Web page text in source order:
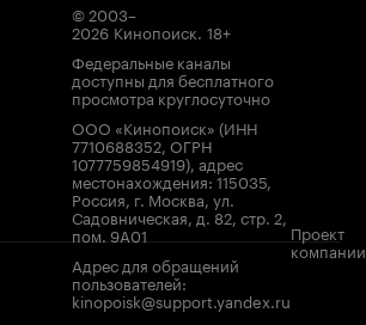
© 2003–
2026 Кинопоиск. 18+
Федеральные каналы
доступны для бесплатного
просмотра круглосуточно
ООО «Кинопоиск» (ИНН
7710688352, ОГРН
1077759854919), адрес
местонахождения: 115035,
Россия, г. Москва, ул.
Садовническая, д. 82, стр. 2,
пом. 9А01
Адрес для обращений
пользователей:
kinopoisk@support.yandex.ru
Проект
компании